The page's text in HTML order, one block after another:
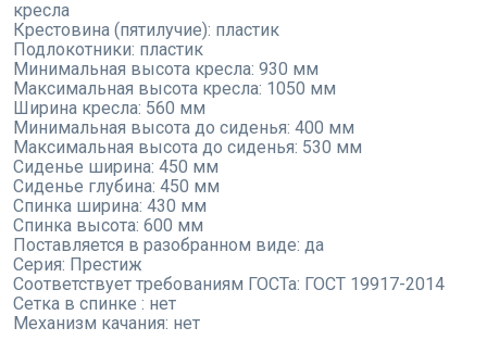
кресла
Крестовина (пятилучие): пластик
Подлокотники: пластик
Минимальная высота кресла: 930 мм
Максимальная высота кресла: 1050 мм
Ширина кресла: 560 мм
Минимальная высота до сиденья: 400 мм
Максимальная высота до сиденья: 530 мм
Сиденье ширина: 450 мм
Сиденье глубина: 450 мм
Спинка ширина: 430 мм
Спинка высота: 600 мм
Поставляется в разобранном виде: да
Серия: Престиж
Соответствует требованиям ГОСТа: ГОСТ 19917-2014
Сетка в спинке : нет
Механизм качания: нет